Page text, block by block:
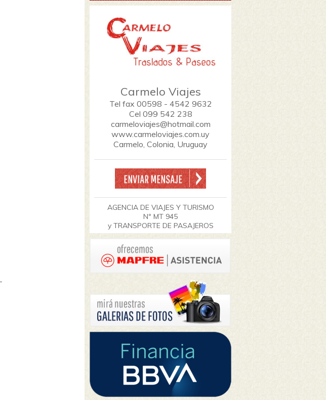
Carmelo Viajes
Tel fax 00598 - 4542 9632
Cel 099 542 238
carmeloviajes@hotmail.com
www.carmeloviajes.com.uy
Carmelo, Colonia, Uruguay
AGENCIA DE VIAJES Y TURISMO
Nº MT 945
y TRANSPORTE DE PASAJEROS